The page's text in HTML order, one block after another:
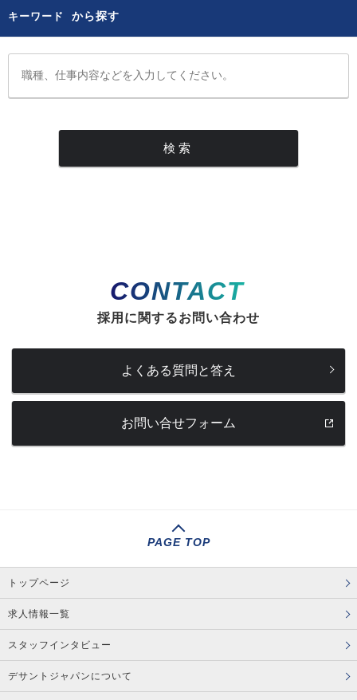
キーワード から探す
CONTACT
採用に関するお問い合わせ
よくある質問と答え
お問い合せフォーム
PAGE TOP
トップページ
求人情報一覧
スタッフインタビュー
デサントジャパンについて